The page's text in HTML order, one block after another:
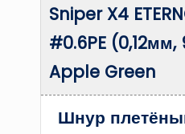
Sniper X4
#0.6PE (0,12мм,
Apple Green
Шнур